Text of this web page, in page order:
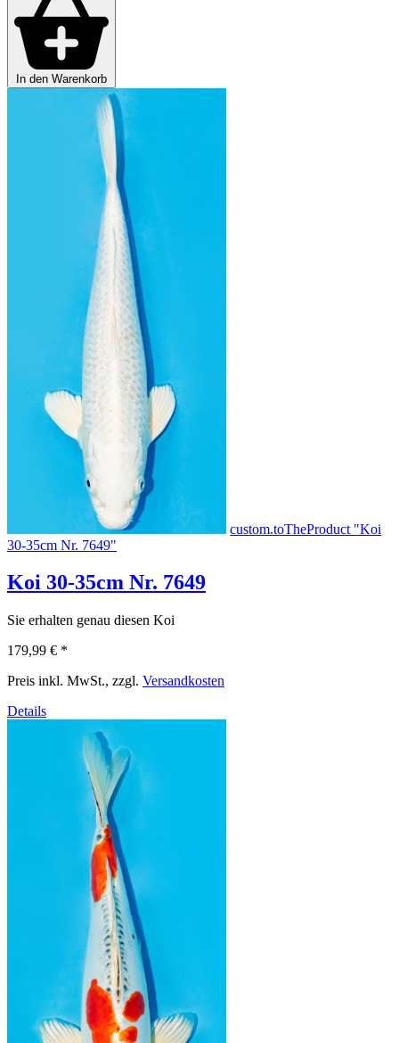
In den Warenkorb
custom.toTheProduct "Koi
30-35cm Nr. 7649"
Koi 30-35cm Nr. 7649
Sie erhalten genau diesen Koi
179,99 € *
Preis inkl. MwSt., zzgl. Versandkosten
Details